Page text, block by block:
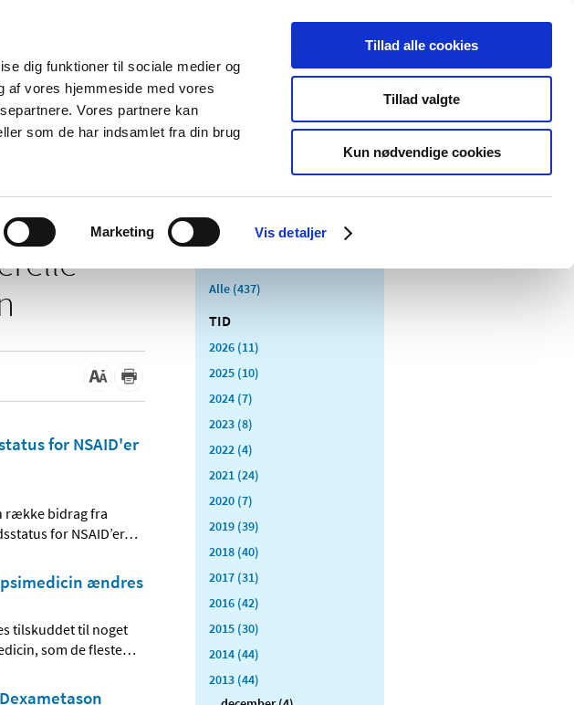
dig funktioner til sociale medier og
af vores hjemmeside med vores
Vores partnere kan
som de har indsamlet fra din brug
Marketing Vis detaljer
Tillad alle cookies
Tillad valgte
Kun nødvendige cookies
Om os Kontakt Udgivelser
og salg af
Medicinsk
Særlige
produktområder
for NSAID'er
række bidrag fra
for NSAID’er…
ændres
tilskuddet til noget
som de fleste…
Alle (437)
TID
2026 (11)
2025 (10)
2024 (7)
2023 (8)
2022 (4)
2021 (24)
2020 (7)
2019 (39)
2018 (40)
2017 (31)
2016 (42)
2015 (30)
2014 (44)
2013 (44)